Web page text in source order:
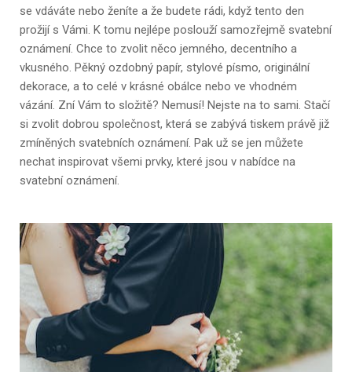
se vdáváte nebo ženíte a že budete rádi, když tento den
prožijí s Vámi. K tomu nejlépe poslouží samozřejmě svatební
oznámení. Chce to zvolit něco jemného, decentního a
vkusného. Pěkný ozdobný papír, stylové písmo, originální
dekorace, a to celé v krásné obálce nebo ve vhodném
vázání. Zní Vám to složitě? Nemusí! Nejste na to sami. Stačí
si zvolit dobrou společnost, která se zabývá tiskem právě již
zmíněných svatebních oznámení. Pak už se jen můžete
nechat inspirovat všemi prvky, které jsou v nabídce na
svatební oznámení.